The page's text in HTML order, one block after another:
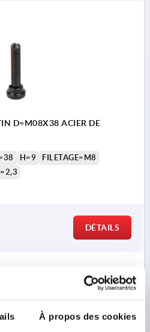
À propos des cookies
D=M08X38 ACIER DE
H=9
FILETAGE=M8
DÉTAILS